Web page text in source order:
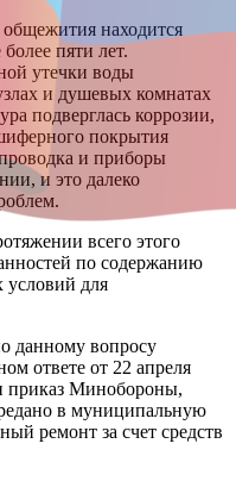
находится
пяти лет.
утечки воды
и душевых комнатах
подверглась коррозии,
покрытия
и приборы
и это далеко
всего этого
по содержанию
условий для
данному вопросу
ответе от 22 апреля
приказ Минобороны,
в муниципальную
ремонт за счет средств